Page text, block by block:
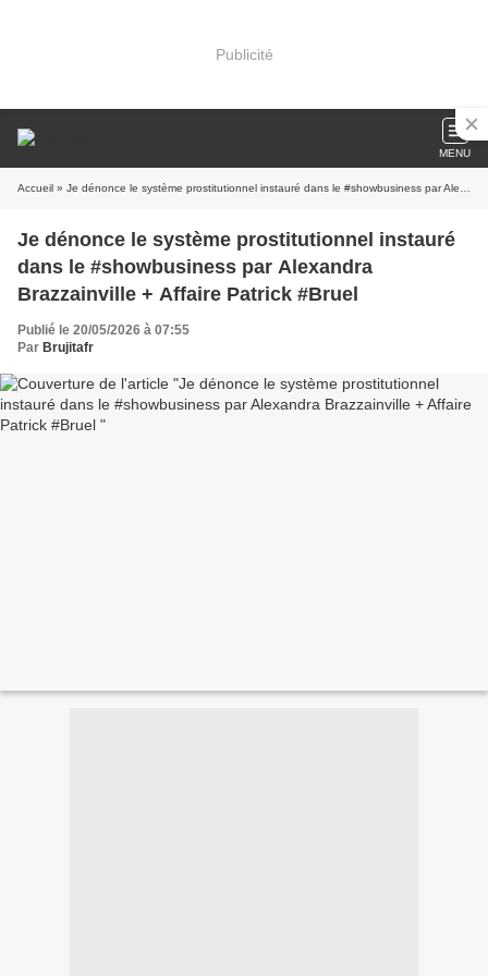
Publicité
MENU
Accueil » Je dénonce le système prostitutionnel instauré dans le #showbusiness par Alexandra Brazzainville + Affaire Patrick #Bruel
Je dénonce le système prostitutionnel instauré
dans le #showbusiness par Alexandra
Brazzainville + Affaire Patrick #Bruel
Publié le 20/05/2026 à 07:55
Par Brujitafr